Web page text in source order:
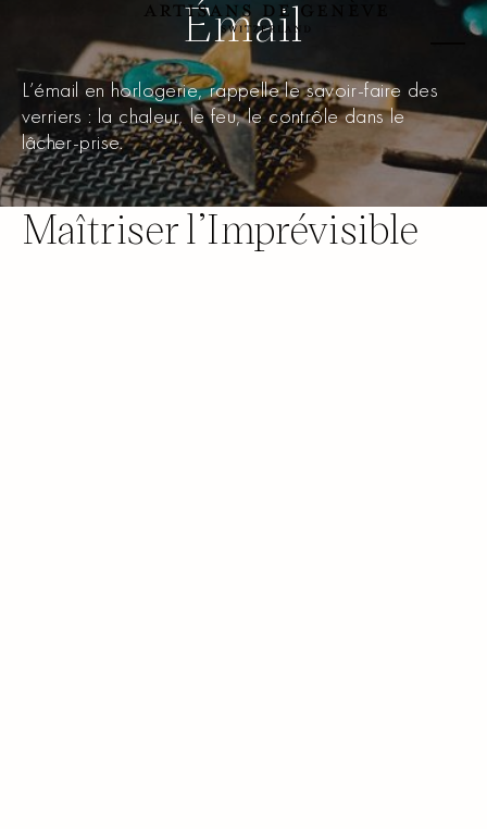
Émail
L’émail en horlogerie, rappelle le savoir-faire des
verriers : la chaleur, le feu, le contrôle dans le
lâcher-prise.
Maîtriser l’Imprévisible